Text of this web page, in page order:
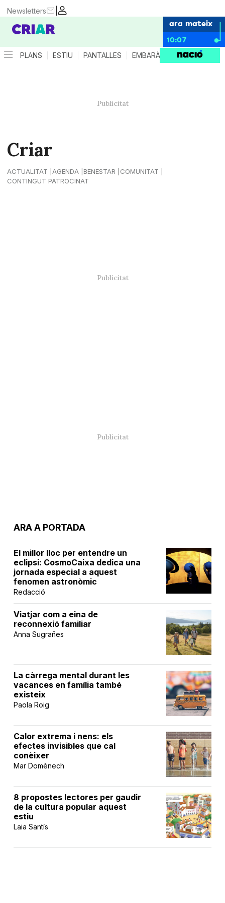
|
Newsletters
ara mateix
10:07
PLANS ESTIU PANTALLES EMBARÀS CRIANÇA
Criar
ACTUALITAT AGENDA BENESTAR
COMUNITAT
CONTINGUT PATROCINAT
ARA A PORTADA
El millor lloc per entendre un
eclipsi: CosmoCaixa dedica una
jornada especial a aquest
fenomen astronòmic
Redacció
Viatjar com a eina de
reconnexió familiar
Anna Sugrañes
La càrrega mental durant les
vacances en família també
existeix
Paola Roig
Calor extrema i nens: els
efectes invisibles que cal
conèixer
Mar Domènech
8 propostes lectores per gaudir
de la cultura popular aquest
estiu
Laia Santís